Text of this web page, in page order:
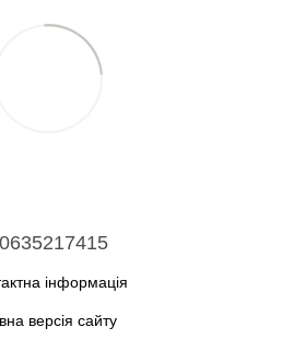
інформація
версія сайту